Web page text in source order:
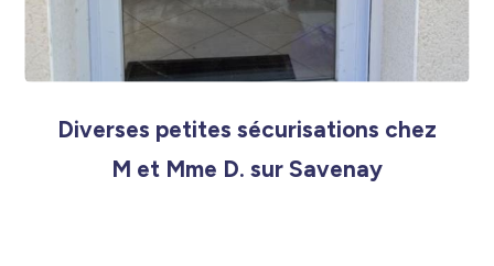
Diverses petites sécurisations chez
M et Mme D. sur Savenay